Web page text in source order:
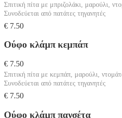
Σπιτική πίτα με μπριζολάκι, μαρούλι,
Συνοδεύεται από πατάτες τηγανητές
€ 7.50
Ούφο κλάμπ κεμπάπ
€ 7.50
Σπιτική πίτα με κεμπάπ, μαρούλι,
Συνοδεύεται από πατάτες τηγανητές
€ 7.50
Ούφο κλάμπ πανσέτα